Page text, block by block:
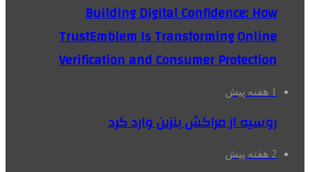
Building Digital Confidence: How
TrustEmblem Is Transforming Online
Verification and Consumer Protection
1 هفته پیش
روسیه از مراکش بنزین وارد کرد
2 هفته پیش